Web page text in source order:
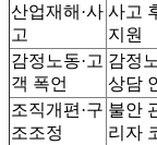
산업재해·사
고
사고
지원
감정노동·고
객 폭언
감정
상담
조직개편·구
조조정
불안
리자